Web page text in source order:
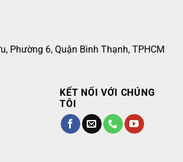
Phường 6, Quận Bình Thạnh, TPHCM
KẾT NỐI VỚI CHÚNG
TÔI